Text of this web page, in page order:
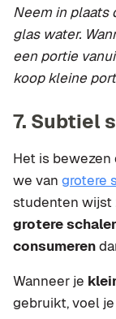
Neem in plaats
glas water.
een portie
koop kleine
7. Subtiel
Het is
we van grotere
studenten wijst
grotere
consumeren
Wanneer je
gebruikt, voel